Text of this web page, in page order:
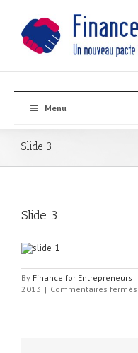
Menu
Slide 3
Slide 3
By Finance for Entrepreneurs |
2013 | Commentaires fermés